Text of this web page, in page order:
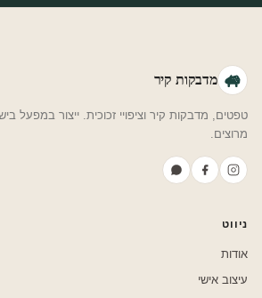
מדבקות קיר
מרוצים.
ניווט
אודות
עיצוב אישי